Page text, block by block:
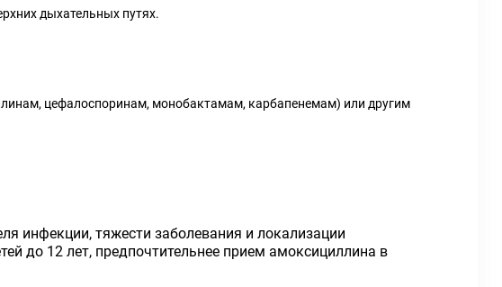
дыхательных путях.
цефалоспоринам, монобактамам, карбапенемам) или другим
инфекции, тяжести заболевания и локализации
до 12 лет, предпочтительнее прием амоксициллина в